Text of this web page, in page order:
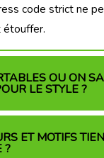
code strict ne
OU ON
LE STYLE ?
ET MOTIFS
?